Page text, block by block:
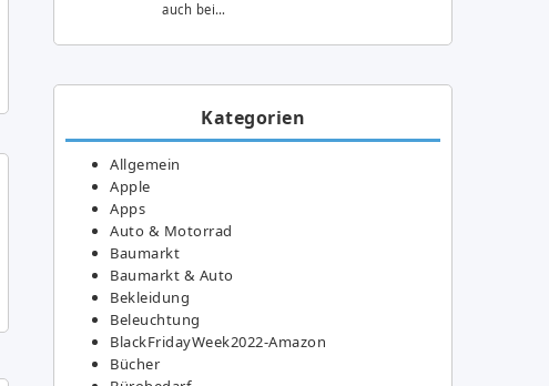
auch bei…
Kategorien
Allgemein
Apple
Apps
Auto & Motorrad
Baumarkt
Baumarkt & Auto
Bekleidung
Beleuchtung
BlackFridayWeek2022-Amazon
Bücher